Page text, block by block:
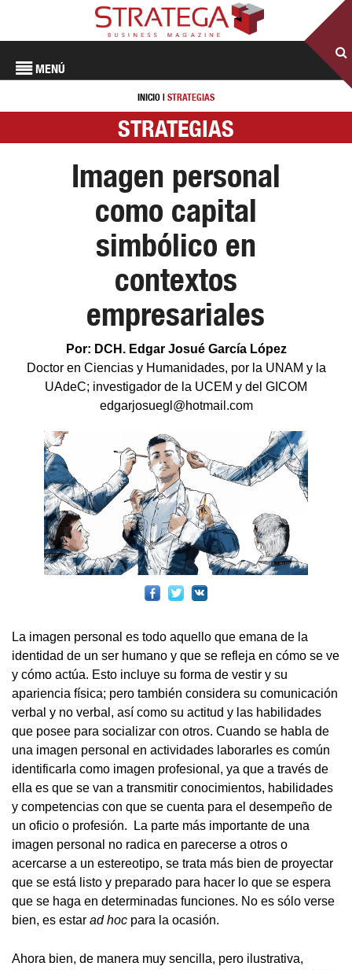
MENÚ
INICIO | STRATEGIAS
STRATEGIAS
Imagen personal
como capital
simbólico en
contextos
empresariales
Por: DCH. Edgar Josué García López
Doctor en Ciencias y Humanidades, por la UNAM y la
UAdeC; investigador de la UCEM y del GICOM
edgarjosuegl@hotmail.com
La imagen personal es todo aquello que emana de la
identidad de un ser humano y que se refleja en cómo se ve
y cómo actúa. Esto incluye su forma de vestir y su
apariencia física; pero también considera su comunicación
verbal y no verbal, así como su actitud y las habilidades
que posee para socializar con otros. Cuando se habla de
una imagen personal en actividades laborarles es común
identificarla como imagen profesional, ya que a través de
ella es que se van a transmitir conocimientos, habilidades
y competencias con que se cuenta para el desempeño de
un oficio o profesión. La parte más importante de una
imagen personal no radica en parecerse a otros o
acercarse a un estereotipo, se trata más bien de proyectar
que se está listo y preparado para hacer lo que se espera
que se haga en determinadas funciones. No es sólo verse
bien, es estar ad hoc para la ocasión.
Ahora bien, de manera muy sencilla, pero ilustrativa,